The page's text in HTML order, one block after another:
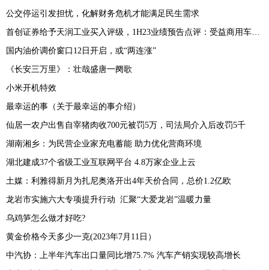
公交停运引发担忧，化解财务危机才能满足民生需求
国内油价调价窗口12日开启，或“两连涨”
《长安三万里》：壮哉盛唐一阕歌
小米开机特效
最幸运的事（关于最幸运的事介绍）
仙居一农户出售自宰猪肉收700元被罚5万，司法局介入后改罚5千
湖南湘乡：为民营企业家充电蓄能 助力优化营商环境
湖北建成37个省级工业互联网平台 4.8万家企业上云
土媒：利雅得新月为扎尼奥洛开出4年天价合同，总价1.2亿欧
龙岩市实施六大专项提升行动 汇聚“大爱龙岩”温暖力量
乌鸡笋怎么做才好吃?
黄金价格今天多少一克(2023年7月11日）
中汽协：上半年汽车出口量同比增75.7% 汽车产销实现较高增长